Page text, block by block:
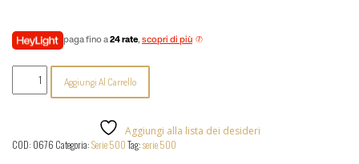
paga fino a24 rate, scopri di più
1073
Aggiungi Al Carrello
Aggiungi alla lista dei desideri
COD: 0676 Categoria:Serie 500Tag:serie 500